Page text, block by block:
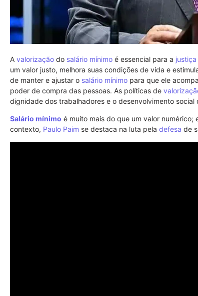
A valorização do salário mínimo é essencial para a justiça
um valor justo, melhora suas condições de vida e
de manter e ajustar o salário mínimo para que ele
poder de compra das pessoas. As políticas de
dignidade dos trabalhadores e o desenvolvimento social
Salário mínimo é muito mais do que um valor numérico;
contexto, Paulo Paim se destaca na luta pela defesa de